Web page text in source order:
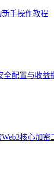
手操作教程
全配置与收益
核心加密